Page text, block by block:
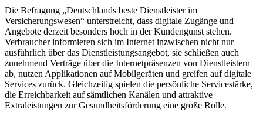
Die Befragung „Deutschlands beste Dienstleister im
Versicherungswesen“ unterstreicht, dass digitale Zugänge und
Angebote derzeit besonders hoch in der Kundengunst stehen.
Verbraucher informieren sich im Internet inzwischen nicht nur
ausführlich über das Dienstleistungsangebot, sie schließen auch
zunehmend Verträge über die Internetpräsenzen von Dienstleistern
ab, nutzen Applikationen auf Mobilgeräten und greifen auf digitale
Services zurück. Gleichzeitig spielen die persönliche Servicestärke,
die Erreichbarkeit auf sämtlichen Kanälen und attraktive
Extraleistungen zur Gesundheitsförderung eine große Rolle.